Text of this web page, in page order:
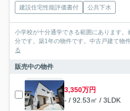
建設住宅性能評価書付 公共下水
小学校が十分通学できる範囲にあります
分です。築1年の物件です。中古戸建て物
る
販売中の物件
3,350万円
- / 92.53㎡ / 3LDK